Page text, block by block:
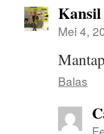
Kansil
Mei 4,
Balas